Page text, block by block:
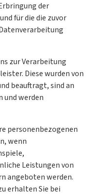
der
für die die zuvor
zur Verarbeitung
Diese wurden von
beauftragt, sind an
und werden
personenbezogenen
wenn
Leistungen von
angeboten werden.
erhalten Sie bei